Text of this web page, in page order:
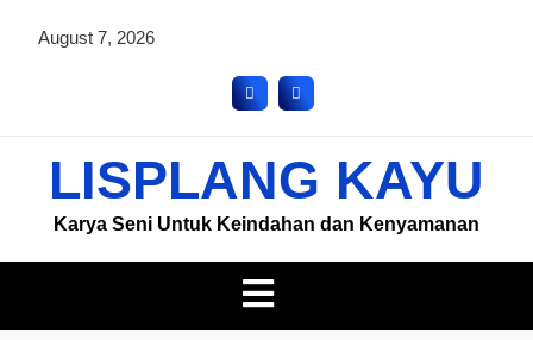
August 7, 2026
LISPLANG KAYU
Karya Seni Untuk Keindahan dan Kenyamanan